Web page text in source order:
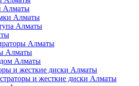
Алматы
Алматы
Алматы
Алматы
Алматы
Алматы
и жесткие диски Алматы
и жесткие диски Алматы